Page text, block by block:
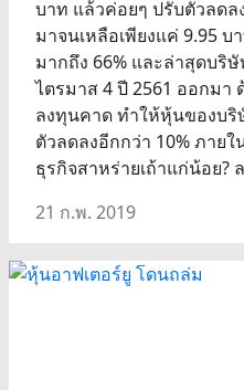
บาท แล้วค่อยๆ ปรับตัวลดล
มาจนเหลือเพียงแค่ 9.95
มากถึง 66% และล่าสุดบริ
ไตรมาส 4 ปี 2561 ออกมา
ลงทุนคาด ทำให้หุ้นของบริ
ตัวลดลงอีกกว่า 10% ภายใ
ธุรกิจสาหร่ายเถ้าแก่น้อย?
21 ก.พ. 2019